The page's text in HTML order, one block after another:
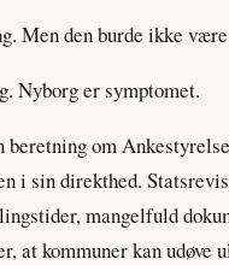
Men den burde ikke være
Nyborg er symptomet.
om
i sin direkthed.
mangelfuld
at kommuner kan